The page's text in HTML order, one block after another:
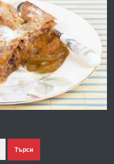
преди 10 месеца
броячна машина -
от ЕЦБ
преди 1 година
зеленчукорезачка
Търси